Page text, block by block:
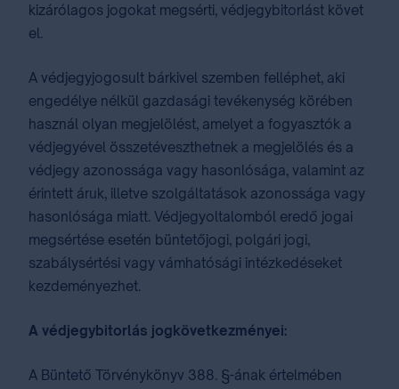
kizárólagos jogokat megsérti, védjegybitorlást követ
el.
A védjegyjogosult bárkivel szemben felléphet, aki
engedélye nélkül gazdasági tevékenység körében
használ olyan megjelölést, amelyet a fogyasztók a
védjegyével összetéveszthetnek a megjelölés és a
védjegy azonossága vagy hasonlósága, valamint az
érintett áruk, illetve szolgáltatások azonossága vagy
hasonlósága miatt. Védjegyoltalomból eredő jogai
megsértése esetén büntetőjogi, polgári jogi,
szabálysértési vagy vámhatósági intézkedéseket
kezdeményezhet.
A védjegybitorlás jogkövetkezményei:
A Büntető Törvénykönyv 388. §-ának értelmében